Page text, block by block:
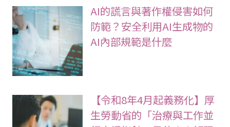
AI的謊言與著作權侵害如何
防範？安全利用AI生成物的
AI內部規範是什麼
【令和8年4月起義務化】厚
生勞動省的「治療與工作並